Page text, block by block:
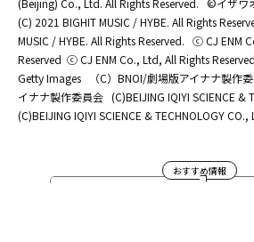
(Beijing) Co., Ltd. All Rights Reserved. ©イザワ
(C) 2021 BIGHIT MUSIC / HYBE. All Rights
MUSIC / HYBE. All Rights Reserved. ⓒ CJ ENM
Reserved ⓒ CJ ENM Co., Ltd, All Rights Reserved
Getty Images
（C）BNOI/劇場版アイナナ製作
イナナ製作委員会 (C)BEIJING IQIYI SCIENCE &
(C)BEIJING IQIYI SCIENCE & TECHNOLOGY CO.,
おすすめ情報